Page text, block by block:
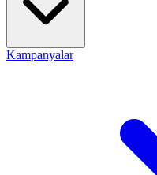
Kampanyalar